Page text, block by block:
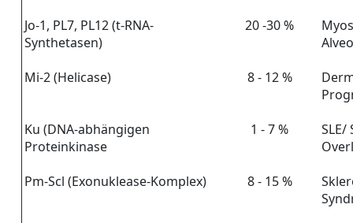
Jo-1, PL7, PL12 (t-RNA-
Synthetasen)
20 -30 %
Mi-2 (Helicase)
8 - 12 %
Ku (DNA-abhängigen
Proteinkinase
1 - 7 %
Pm-Scl (Exonuklease-Komplex)
8 - 15 %